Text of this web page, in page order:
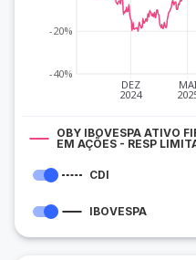
DEZ
2024
MAI
-40%
-20%
OBY IBOVESPA ATIVO
EM AÇÕES - RESP
CDI
IBOVESPA